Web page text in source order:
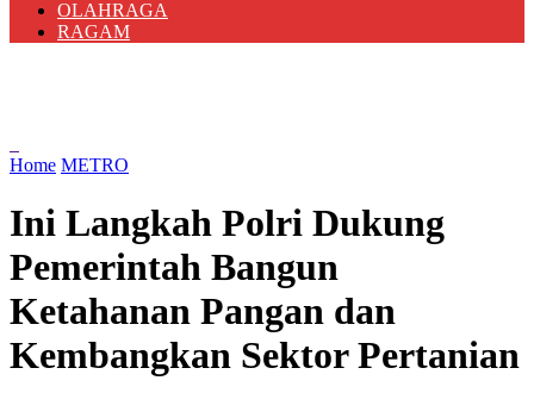
OLAHRAGA
RAGAM
Home METRO
Ini Langkah Polri Dukung
Pemerintah Bangun
Ketahanan Pangan dan
Kembangkan Sektor Pertanian